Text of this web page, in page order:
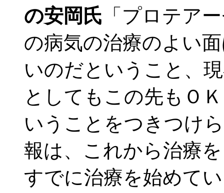
の安岡氏 「プロテア
の病気の治療のよい
いのだということ、
としてもこの先もＯ
いうことをつきつけ
報は、これから治療
すでに治療を始めて